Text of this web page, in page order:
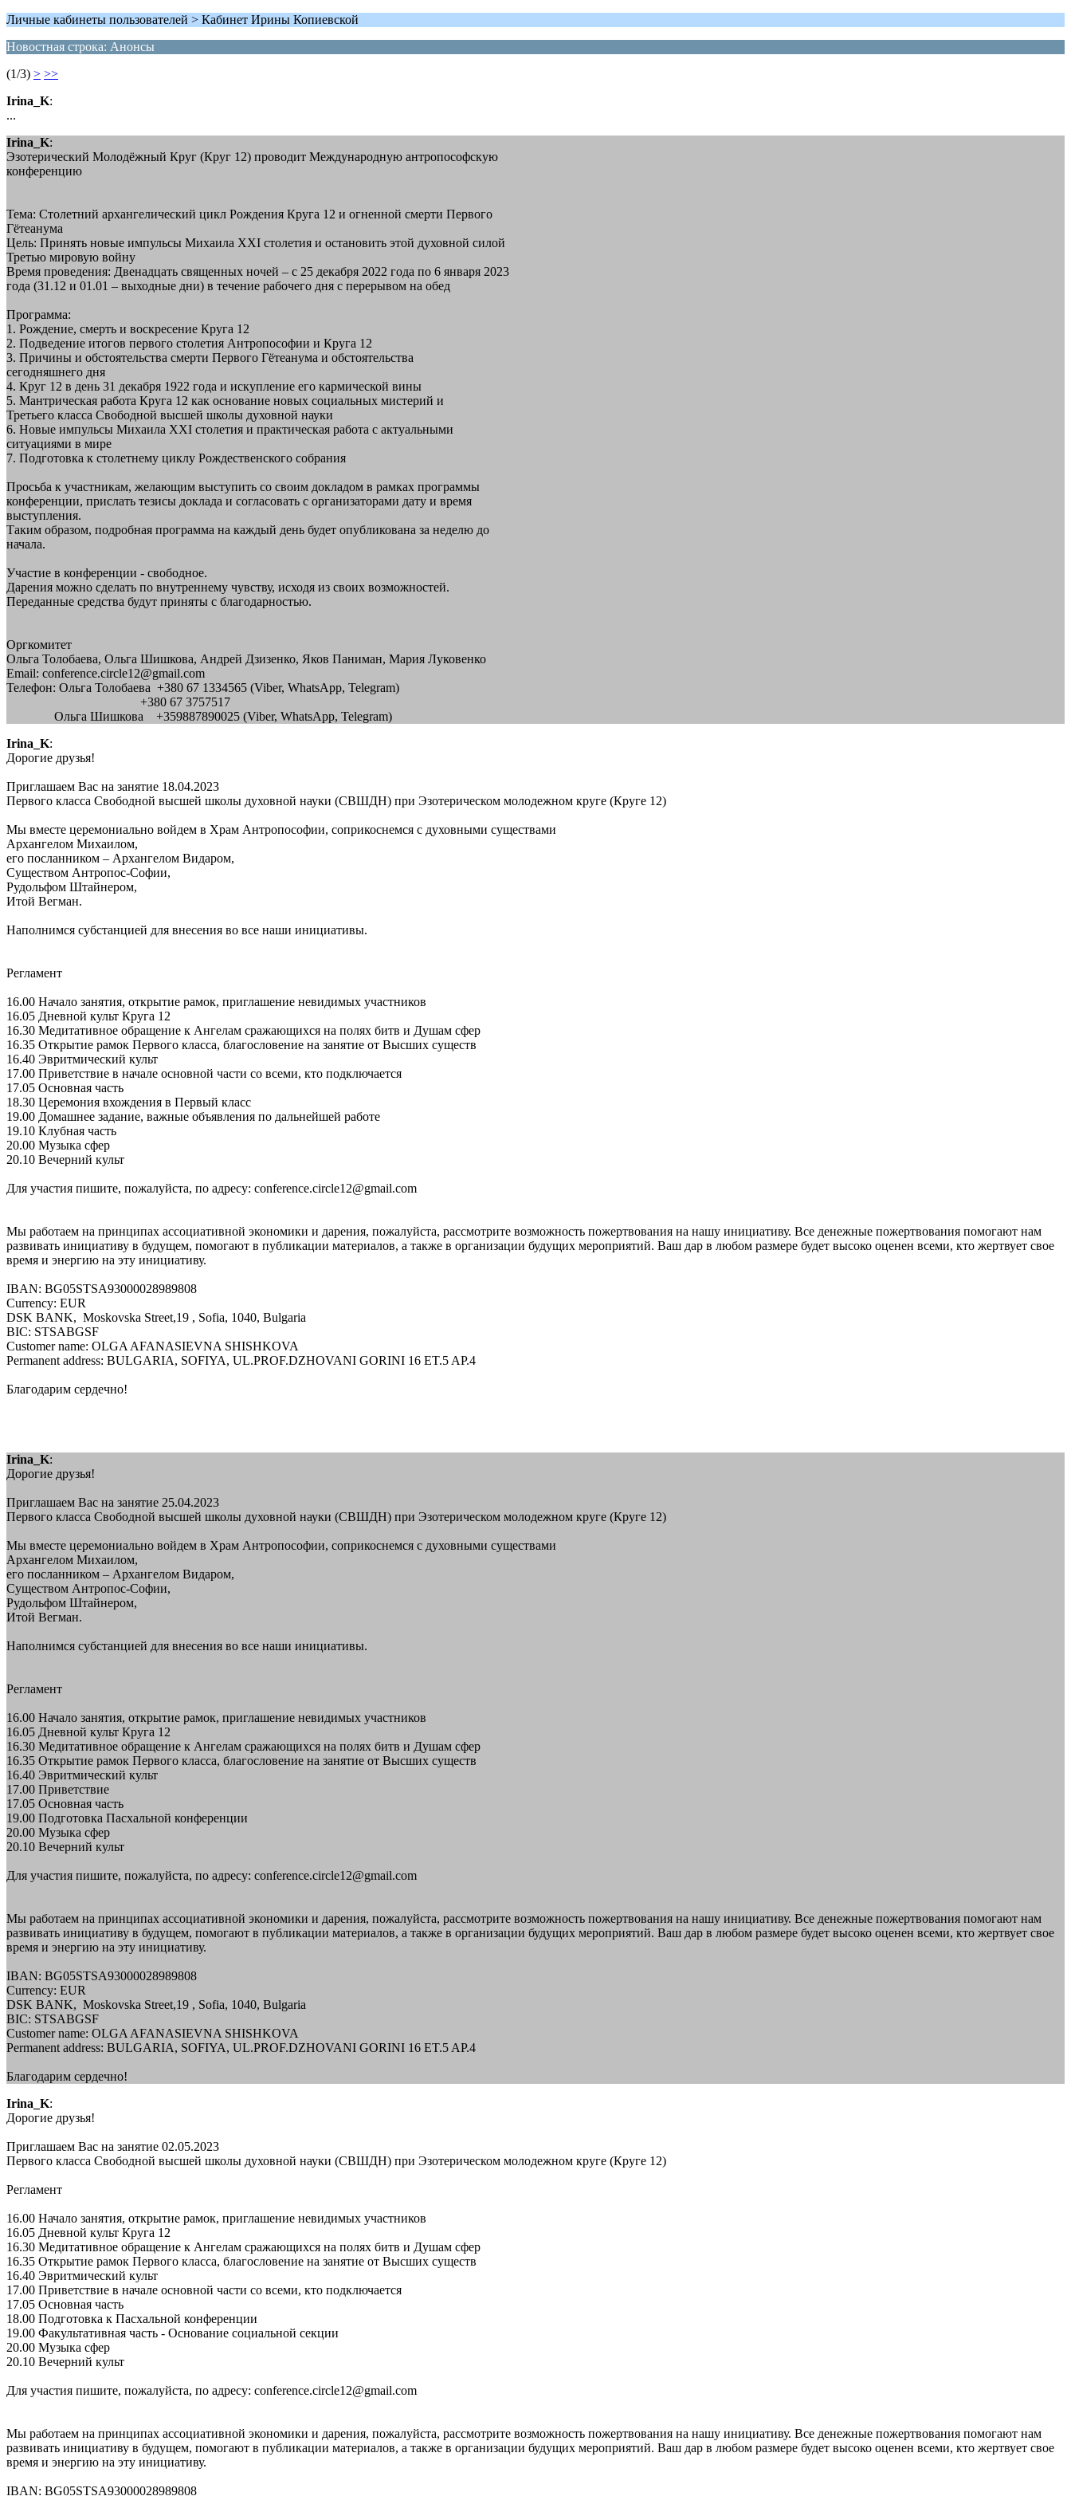
Личные кабинеты пользователей > Кабинет Ирины Копиевской
Новостная строка: Анонсы
(1/3) > >>
Irina_K:
...
Irina_K:
Эзотерический Молодёжный Круг (Круг 12) проводит Международную антропософскую
конференцию
Тема: Столетний архангелический цикл Рождения Круга 12 и огненной смерти Первого
Гётеанума
Цель: Принять новые импульсы Михаила XXI столетия и остановить этой духовной силой
Третью мировую войну
Время проведения: Двенадцать священных ночей – с 25 декабря 2022 года по 6 января 2023
года (31.12 и 01.01 – выходные дни) в течение рабочего дня с перерывом на обед
Программа:
1. Рождение, смерть и воскресение Круга 12
2. Подведение итогов первого столетия Антропософии и Круга 12
3. Причины и обстоятельства смерти Первого Гётеанума и обстоятельства
сегодняшнего дня
4. Круг 12 в день 31 декабря 1922 года и искупление его кармической вины
5. Мантрическая работа Круга 12 как основание новых социальных мистерий и
Третьего класса Свободной высшей школы духовной науки
6. Новые импульсы Михаила XXI столетия и практическая работа с актуальными
ситуациями в мире
7. Подготовка к столетнему циклу Рождественского собрания
Просьба к участникам, желающим выступить со своим докладом в рамках программы
конференции, прислать тезисы доклада и согласовать с организаторами дату и время
выступления.
Таким образом, подробная программа на каждый день будет опубликована за неделю до
начала.
Участие в конференции - свободное.
Дарения можно сделать по внутреннему чувству, исходя из своих возможностей.
Переданные средства будут приняты с благодарностью.
Оргкомитет
Ольга Толобаева, Ольга Шишкова, Андрей Дзизенко, Яков Паниман, Мария Луковенко
Email: conference.circle12@gmail.com
Телефон: Ольга Толобаева +380 67 1334565 (Viber, WhatsApp, Telegram)
+380 67 3757517
Ольга Шишкова +359887890025 (Viber, WhatsApp, Telegram)
Irina_K:
Дорогие друзья!
Приглашаем Вас на занятие 18.04.2023
Первого класса Свободной высшей школы духовной науки (СВШДН) при Эзотерическом молодежном круге (Круге 12)
Мы вместе церемониально войдем в Храм Антропософии, соприкоснемся с духовными существами
Архангелом Михаилом,
его посланником – Архангелом Видаром,
Существом Антропос-Софии,
Рудольфом Штайнером,
Итой Вегман.
Наполнимся субстанцией для внесения во все наши инициативы.
Регламент
16.00 Начало занятия, открытие рамок, приглашение невидимых участников
16.05 Дневной культ Круга 12
16.30 Медитативное обращение к Ангелам сражающихся на полях битв и Душам сфер
16.35 Открытие рамок Первого класса, благословение на занятие от Высших существ
16.40 Эвритмический культ
17.00 Приветствие в начале основной части со всеми, кто подключается
17.05 Основная часть
18.30 Церемония вхождения в Первый класс
19.00 Домашнее задание, важные объявления по дальнейшей работе
19.10 Клубная часть
20.00 Музыка сфер
20.10 Вечерний культ
Для участия пишите, пожалуйста, по адресу: conference.circle12@gmail.com
Мы работаем на принципах ассоциативной экономики и дарения, пожалуйста, рассмотрите возможность пожертвования на нашу инициативу. Все денежные пожертвования помогают нам
развивать инициативу в будущем, помогают в публикации материалов, а также в организации будущих мероприятий. Ваш дар в любом размере будет высоко оценен всеми, кто жертвует свое
время и энергию на эту инициативу.
IBAN: BG05STSA93000028989808
Currency: EUR
DSK BANK, Moskovska Street,19 , Sofia, 1040, Bulgaria
BIC: STSABGSF
Customer name: OLGA AFANASIEVNA SHISHKOVA
Permanent address: BULGARIA, SOFIYA, UL.PROF.DZHOVANI GORINI 16 ET.5 AP.4
Благодарим сердечно!
Irina_K:
Дорогие друзья!
Приглашаем Вас на занятие 25.04.2023
Первого класса Свободной высшей школы духовной науки (СВШДН) при Эзотерическом молодежном круге (Круге 12)
Мы вместе церемониально войдем в Храм Антропософии, соприкоснемся с духовными существами
Архангелом Михаилом,
его посланником – Архангелом Видаром,
Существом Антропос-Софии,
Рудольфом Штайнером,
Итой Вегман.
Наполнимся субстанцией для внесения во все наши инициативы.
Регламент
16.00 Начало занятия, открытие рамок, приглашение невидимых участников
16.05 Дневной культ Круга 12
16.30 Медитативное обращение к Ангелам сражающихся на полях битв и Душам сфер
16.35 Открытие рамок Первого класса, благословение на занятие от Высших существ
16.40 Эвритмический культ
17.00 Приветствие
17.05 Основная часть
19.00 Подготовка Пасхальной конференции
20.00 Музыка сфер
20.10 Вечерний культ
Для участия пишите, пожалуйста, по адресу: conference.circle12@gmail.com
Мы работаем на принципах ассоциативной экономики и дарения, пожалуйста, рассмотрите возможность пожертвования на нашу инициативу. Все денежные пожертвования помогают нам
развивать инициативу в будущем, помогают в публикации материалов, а также в организации будущих мероприятий. Ваш дар в любом размере будет высоко оценен всеми, кто жертвует свое
время и энергию на эту инициативу.
IBAN: BG05STSA93000028989808
Currency: EUR
DSK BANK, Moskovska Street,19 , Sofia, 1040, Bulgaria
BIC: STSABGSF
Customer name: OLGA AFANASIEVNA SHISHKOVA
Permanent address: BULGARIA, SOFIYA, UL.PROF.DZHOVANI GORINI 16 ET.5 AP.4
Благодарим сердечно!
Irina_K:
Дорогие друзья!
Приглашаем Вас на занятие 02.05.2023
Первого класса Свободной высшей школы духовной науки (СВШДН) при Эзотерическом молодежном круге (Круге 12)
Регламент
16.00 Начало занятия, открытие рамок, приглашение невидимых участников
16.05 Дневной культ Круга 12
16.30 Медитативное обращение к Ангелам сражающихся на полях битв и Душам сфер
16.35 Открытие рамок Первого класса, благословение на занятие от Высших существ
16.40 Эвритмический культ
17.00 Приветствие в начале основной части со всеми, кто подключается
17.05 Основная часть
18.00 Подготовка к Пасхальной конференции
19.00 Факультативная часть - Основание социальной секции
20.00 Музыка сфер
20.10 Вечерний культ
Для участия пишите, пожалуйста, по адресу: conference.circle12@gmail.com
Мы работаем на принципах ассоциативной экономики и дарения, пожалуйста, рассмотрите возможность пожертвования на нашу инициативу. Все денежные пожертвования помогают нам
развивать инициативу в будущем, помогают в публикации материалов, а также в организации будущих мероприятий. Ваш дар в любом размере будет высоко оценен всеми, кто жертвует свое
время и энергию на эту инициативу.
IBAN: BG05STSA93000028989808